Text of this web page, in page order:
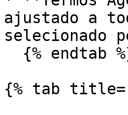
ajustado a
selecionado
{% tab